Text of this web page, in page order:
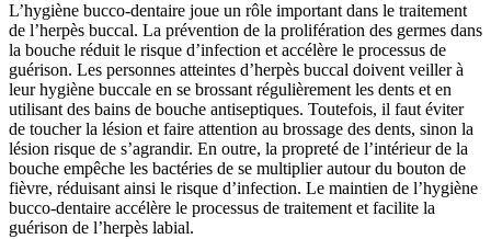
L’hygiène bucco-dentaire joue un rôle important dans le traitement
de l’herpès buccal. La prévention de la prolifération des germes dans
la bouche réduit le risque d’infection et accélère le processus de
guérison. Les personnes atteintes d’herpès buccal doivent veiller à
leur hygiène buccale en se brossant régulièrement les dents et en
utilisant des bains de bouche antiseptiques. Toutefois, il faut éviter
de toucher la lésion et faire attention au brossage des dents, sinon la
lésion risque de s’agrandir. En outre, la propreté de l’intérieur de la
bouche empêche les bactéries de se multiplier autour du bouton de
fièvre, réduisant ainsi le risque d’infection. Le maintien de l’hygiène
bucco-dentaire accélère le processus de traitement et facilite la
guérison de l’herpès labial.